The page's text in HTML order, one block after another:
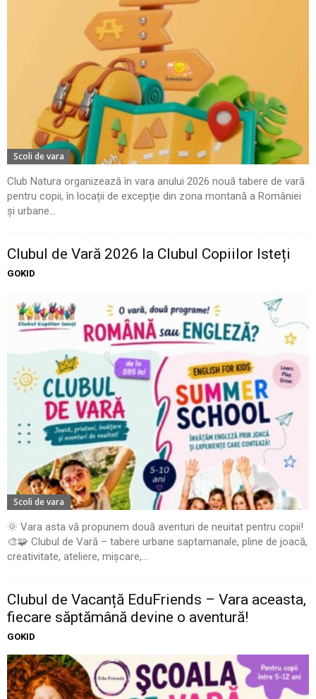
Scoli de vara
Club Natura organizează în vara anului 2026 nouă tabere de vară
pentru copii, în locații de excepție din zona montană a României
și urbane...
Clubul de Vară 2026 la Clubul Copiilor Isteți
GOKID
Scoli de vara
🌞 Vara asta vă propunem două aventuri de neuitat pentru copii!
🎨🧩 Clubul de Vară – tabere urbane saptamanale, pline de joacă,
creativitate, ateliere, mișcare,...
Clubul de Vacanță EduFriends – Vara aceasta,
fiecare săptămână devine o aventură!
GOKID